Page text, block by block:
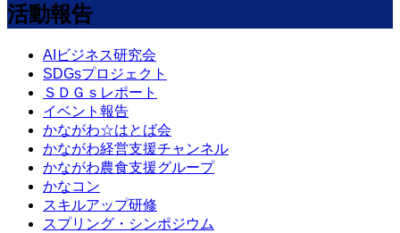
活動報告
AIビジネス研究会
SDGsプロジェクト
ＳＤＧｓレポート
イベント報告
かながわ☆はとば会
かながわ経営支援チャンネル
かながわ農食支援グループ
かなコン
スキルアップ研修
スプリング・シンポジウム